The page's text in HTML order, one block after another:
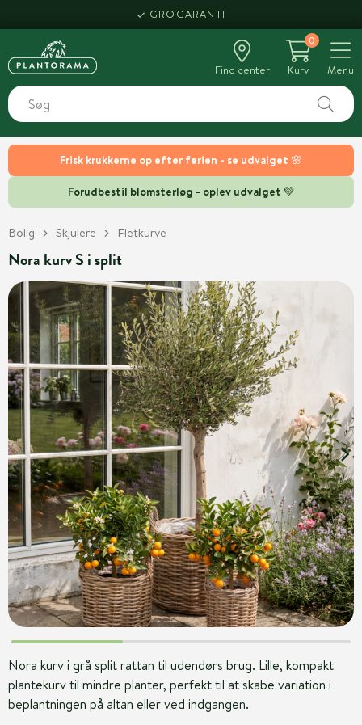
Frisk krukkerne op efter ferien - se udvalget 🌸
Forudbestil blomsterløg - oplev udvalget 💚
GROGARANTI
Find center
0
Kurv
Menu
Bolig Skjulere Fletkurve
Nora kurv S i split
Nora kurv i grå split rattan til udendørs brug. Lille, kompakt
plantekurv til mindre planter, perfekt til at skabe variation i
beplantningen på altan eller ved indgangen.